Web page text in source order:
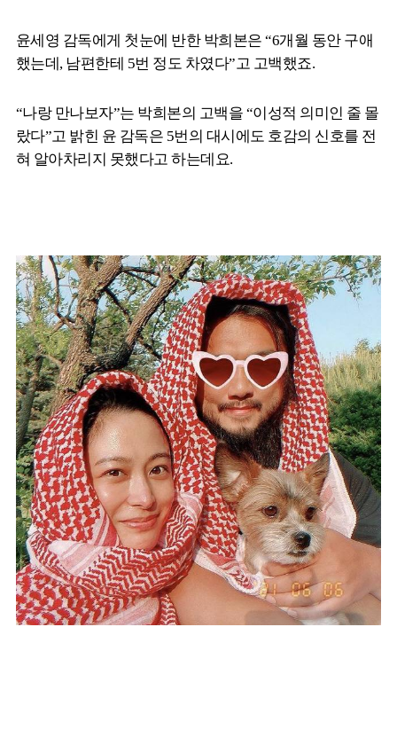
윤세영 감독에게 첫눈에 반한 박희본은 “6개월 동안 구애
했는데, 남편한테 5번 정도 차였다”고 고백했죠.
“나랑 만나보자”는 박희본의 고백을 “이성적 의미인 줄 몰
랐다”고 밝힌 윤 감독은 5번의 대시에도 호감의 신호를 전
혀 알아차리지 못했다고 하는데요.